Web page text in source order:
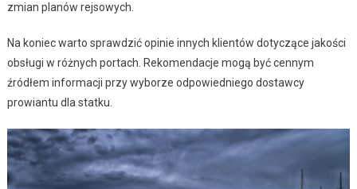
zmian planów rejsowych.
Na koniec warto sprawdzić opinie innych klientów dotyczące jakości
obsługi w różnych portach. Rekomendacje mogą być cennym
źródłem informacji przy wyborze odpowiedniego dostawcy
prowiantu dla statku.